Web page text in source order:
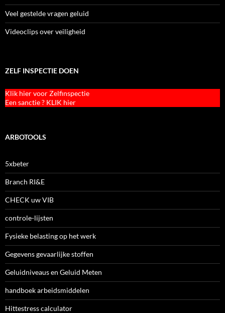
Veel gestelde vragen geluid
Videoclips over veiligheid
ZELF INSPECTIE DOEN
Klik hier voor Zelfinspectie
Een sanctie ? KLIK hier
ARBOTOOLS
5xbeter
Branch RI&E
CHECK uw VIB
controle-lijsten
Fysieke belasting op het werk
Gegevens gevaarlijke stoffen
Geluidniveaus en Geluid Meten
handboek arbeidsmiddelen
Hittestress calculator